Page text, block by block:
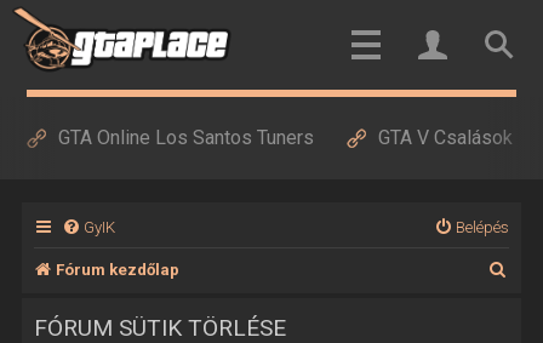
GTA Online Los Santos Tuners GTA V Csalások
GyIK Belépés
Fórum kezdőlap
FÓRUM SÜTIK TÖRLÉSE